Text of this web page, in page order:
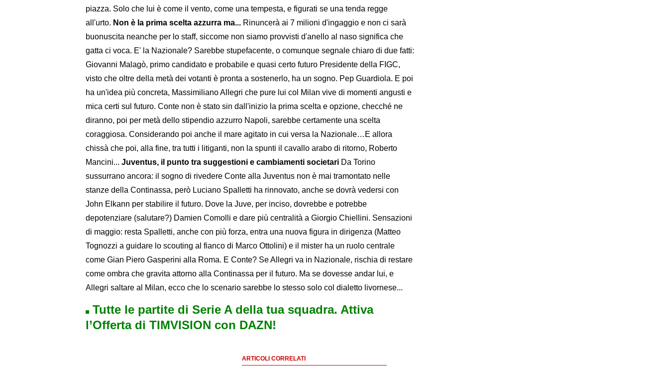
piazza. Solo che lui è come il vento, come una tempesta, e figurati se una tenda regge
all'urto. Non è la prima scelta azzurra ma... Rinuncerà ai 7 milioni d'ingaggio e non ci sarà
buonuscita neanche per lo staff, siccome non siamo provvisti d'anello al naso significa che
gatta ci voca. E' la Nazionale? Sarebbe stupefacente, o comunque segnale chiaro di due fatti:
Giovanni Malagò, primo candidato e probabile e quasi certo futuro Presidente della FIGC,
visto che oltre della metà dei votanti è pronta a sostenerlo, ha un sogno. Pep Guardiola. E poi
ha un'idea più concreta, Massimiliano Allegri che pure lui col Milan vive di momenti angusti e
mica certi sul futuro. Conte non è stato sin dall'inizio la prima scelta e opzione, checché ne
diranno, poi per metà dello stipendio azzurro Napoli, sarebbe certamente una scelta
coraggiosa. Considerando poi anche il mare agitato in cui versa la Nazionale…E allora
chissà che poi, alla fine, tra tutti i litiganti, non la spunti il cavallo arabo di ritorno, Roberto
Mancini... Juventus, il punto tra suggestioni e cambiamenti societari Da Torino
sussurrano ancora: il sogno di rivedere Conte alla Juventus non è mai tramontato nelle
stanze della Continassa, però Luciano Spalletti ha rinnovato, anche se dovrà vedersi con
John Elkann per stabilire il futuro. Dove la Juve, per inciso, dovrebbe e potrebbe
depotenziare (salutare?) Damien Comolli e dare più centralità a Giorgio Chiellini. Sensazioni
di maggio: resta Spalletti, anche con più forza, entra una nuova figura in dirigenza (Matteo
Tognozzi a guidare lo scouting al fianco di Marco Ottolini) e il mister ha un ruolo centrale
come Gian Piero Gasperini alla Roma. E Conte? Se Allegri va in Nazionale, rischia di restare
come ombra che gravita attorno alla Continassa per il futuro. Ma se dovesse andar lui, e
Allegri saltare al Milan, ecco che lo scenario sarebbe lo stesso solo col dialetto livornese...
Tutte le partite di Serie A della tua squadra. Attiva
l’Offerta di TIMVISION con DAZN!
ARTICOLI CORRELATI